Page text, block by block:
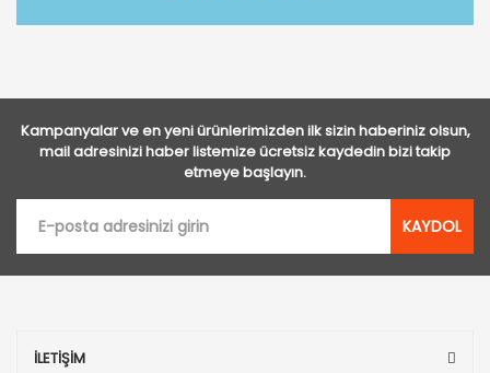
Kampanyalar ve en yeni ürünlerimizden ilk sizin haberiniz olsun,
mail adresinizi haber listemize ücretsiz kaydedin bizi takip
etmeye başlayın.
KAYDOL
İLETİŞİM